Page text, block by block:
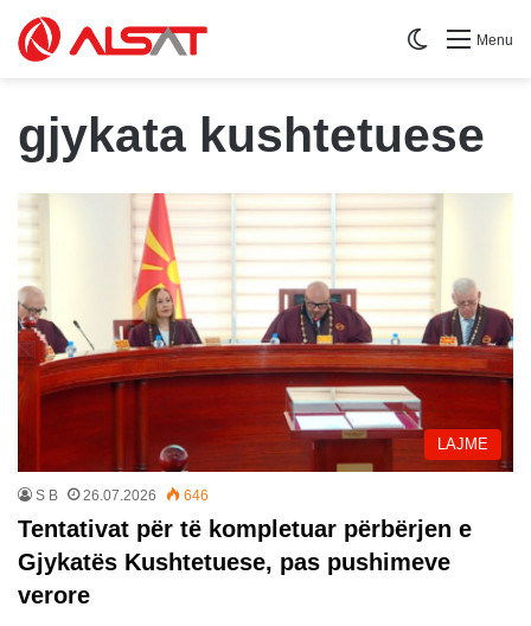
Menu
Switch skin
gjykata kushtetuese
LAJME
S B 26.07.2026 646
Tentativat për të kompletuar përbërjen e
Gjykatës Kushtetuese, pas pushimeve
verore